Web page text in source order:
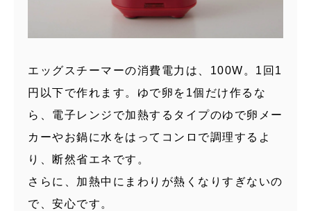
エッグスチーマーの消費電力は、100W。1回1
円以下で作れます。ゆで卵を1個だけ作るな
ら、電子レンジで加熱するタイプのゆで卵メー
カーやお鍋に水をはってコンロで調理するよ
り、断然省エネです。
さらに、加熱中にまわりが熱くなりすぎないの
で、安心です。